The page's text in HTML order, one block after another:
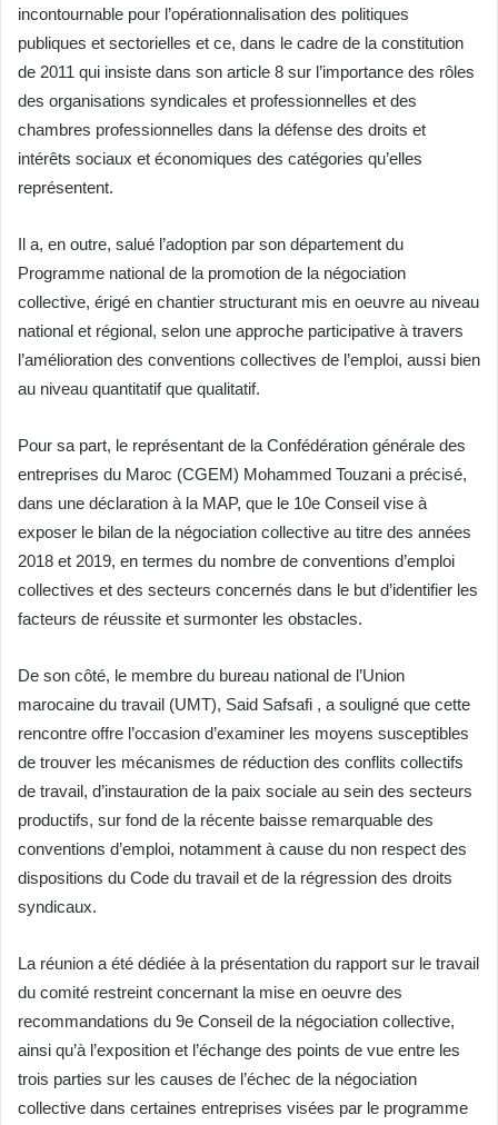
incontournable pour l’opérationnalisation des politiques
publiques et sectorielles et ce, dans le cadre de la constitution
de 2011 qui insiste dans son article 8 sur l’importance des rôles
des organisations syndicales et professionnelles et des
chambres professionnelles dans la défense des droits et
intérêts sociaux et économiques des catégories qu’elles
représentent.
Il a, en outre, salué l’adoption par son département du
Programme national de la promotion de la négociation
collective, érigé en chantier structurant mis en oeuvre au niveau
national et régional, selon une approche participative à travers
l’amélioration des conventions collectives de l’emploi, aussi bien
au niveau quantitatif que qualitatif.
Pour sa part, le représentant de la Confédération générale des
entreprises du Maroc (CGEM) Mohammed Touzani a précisé,
dans une déclaration à la MAP, que le 10e Conseil vise à
exposer le bilan de la négociation collective au titre des années
2018 et 2019, en termes du nombre de conventions d’emploi
collectives et des secteurs concernés dans le but d’identifier les
facteurs de réussite et surmonter les obstacles.
De son côté, le membre du bureau national de l’Union
marocaine du travail (UMT), Said Safsafi , a souligné que cette
rencontre offre l’occasion d’examiner les moyens susceptibles
de trouver les mécanismes de réduction des conflits collectifs
de travail, d’instauration de la paix sociale au sein des secteurs
productifs, sur fond de la récente baisse remarquable des
conventions d’emploi, notamment à cause du non respect des
dispositions du Code du travail et de la régression des droits
syndicaux.
La réunion a été dédiée à la présentation du rapport sur le travail
du comité restreint concernant la mise en oeuvre des
recommandations du 9e Conseil de la négociation collective,
ainsi qu’à l’exposition et l’échange des points de vue entre les
trois parties sur les causes de l’échec de la négociation
collective dans certaines entreprises visées par le programme